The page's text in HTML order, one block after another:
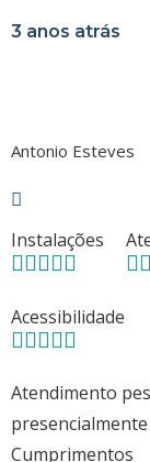
3 anos atrás
Antonio Esteves
Instalações
Acessibilidade
Atendimento
presencialmente
Cumprimentos